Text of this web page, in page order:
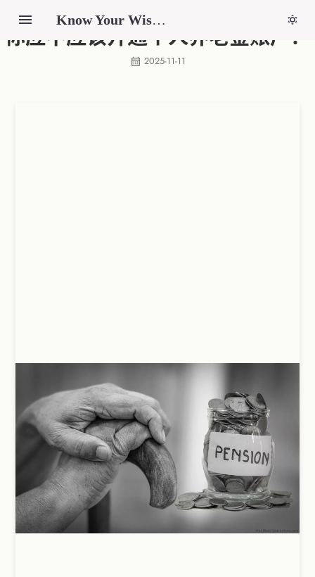
Know Your Wisdom
你应不应该开通个人养老金账户？
2025-11-11